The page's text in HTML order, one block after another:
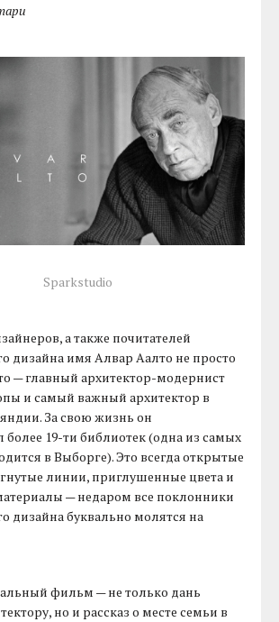
Sparkstudio
а также почитателей
дизайна имя Алвар Аалто не просто
— главный архитектор-модернист
и самый важный архитектор в
За свою жизнь он
более 19-ти библиотек (одна из самых
в Выборге). Это всегда открытые
гнутые линии, приглушенные цвета и
— недаром все поклонники
дизайна буквально молятся на
фильм — не только дань
но и рассказ о месте семьи в